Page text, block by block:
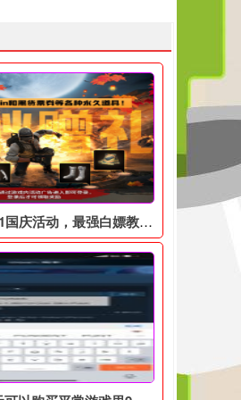
最强白嫖教程，最好用的活动攻略